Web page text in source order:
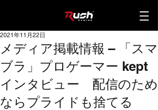
メディア掲載情報 – 「スマ
ブラ」プロゲーマー kept
インタビュー 配信のため
ならプライドも捨てる
2021年11月22日